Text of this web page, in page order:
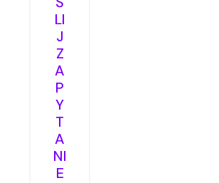
LI
J
Z
A
P
Y
T
A
NI
E